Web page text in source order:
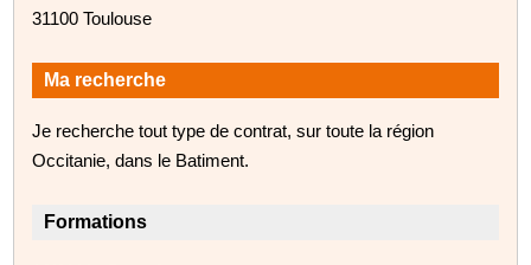
31100 Toulouse
Ma recherche
Je recherche tout type de contrat, sur toute la région
Occitanie, dans le Batiment.
Formations